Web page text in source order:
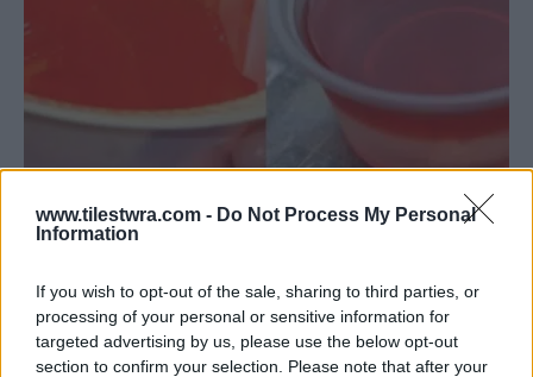
www.tilestwra.com - Do Not Process My Personal
Information
If you wish to opt-out of the sale, sharing to third parties, or
processing of your personal or sensitive information for
targeted advertising by us, please use the below opt-out
section to confirm your selection. Please note that after your
Λύθηκε το μυστήριο: Ποιος είναι ο λόγος
8 Αυγούστου 2026 00:38